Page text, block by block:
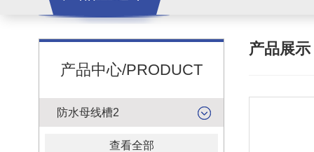
产品中心/PRODUCT
防水母线槽2
查看全部
产品展示